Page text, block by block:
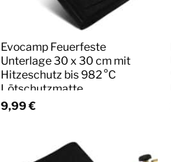
Evocamp Feuerfeste
Unterlage 30 x 30 cm mit
Hitzeschutz bis 982 °C
Lötschutzmatte
9,99 €